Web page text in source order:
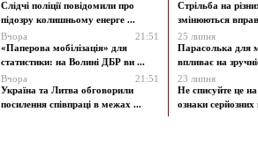
Слідчі поліції повідомили про
підозру колишньому енерге ...
Вчора
21:51
«Паперова мобілізація» для
статистики: на Волині ДБР ви ...
Вчора
21:51
Україна та Литва обговорили
посилення співпраці в межах ...
Стрільба на
змінюються
25 липня
Парасолька для
впливає на
23 липня
Не списуйте це
ознаки